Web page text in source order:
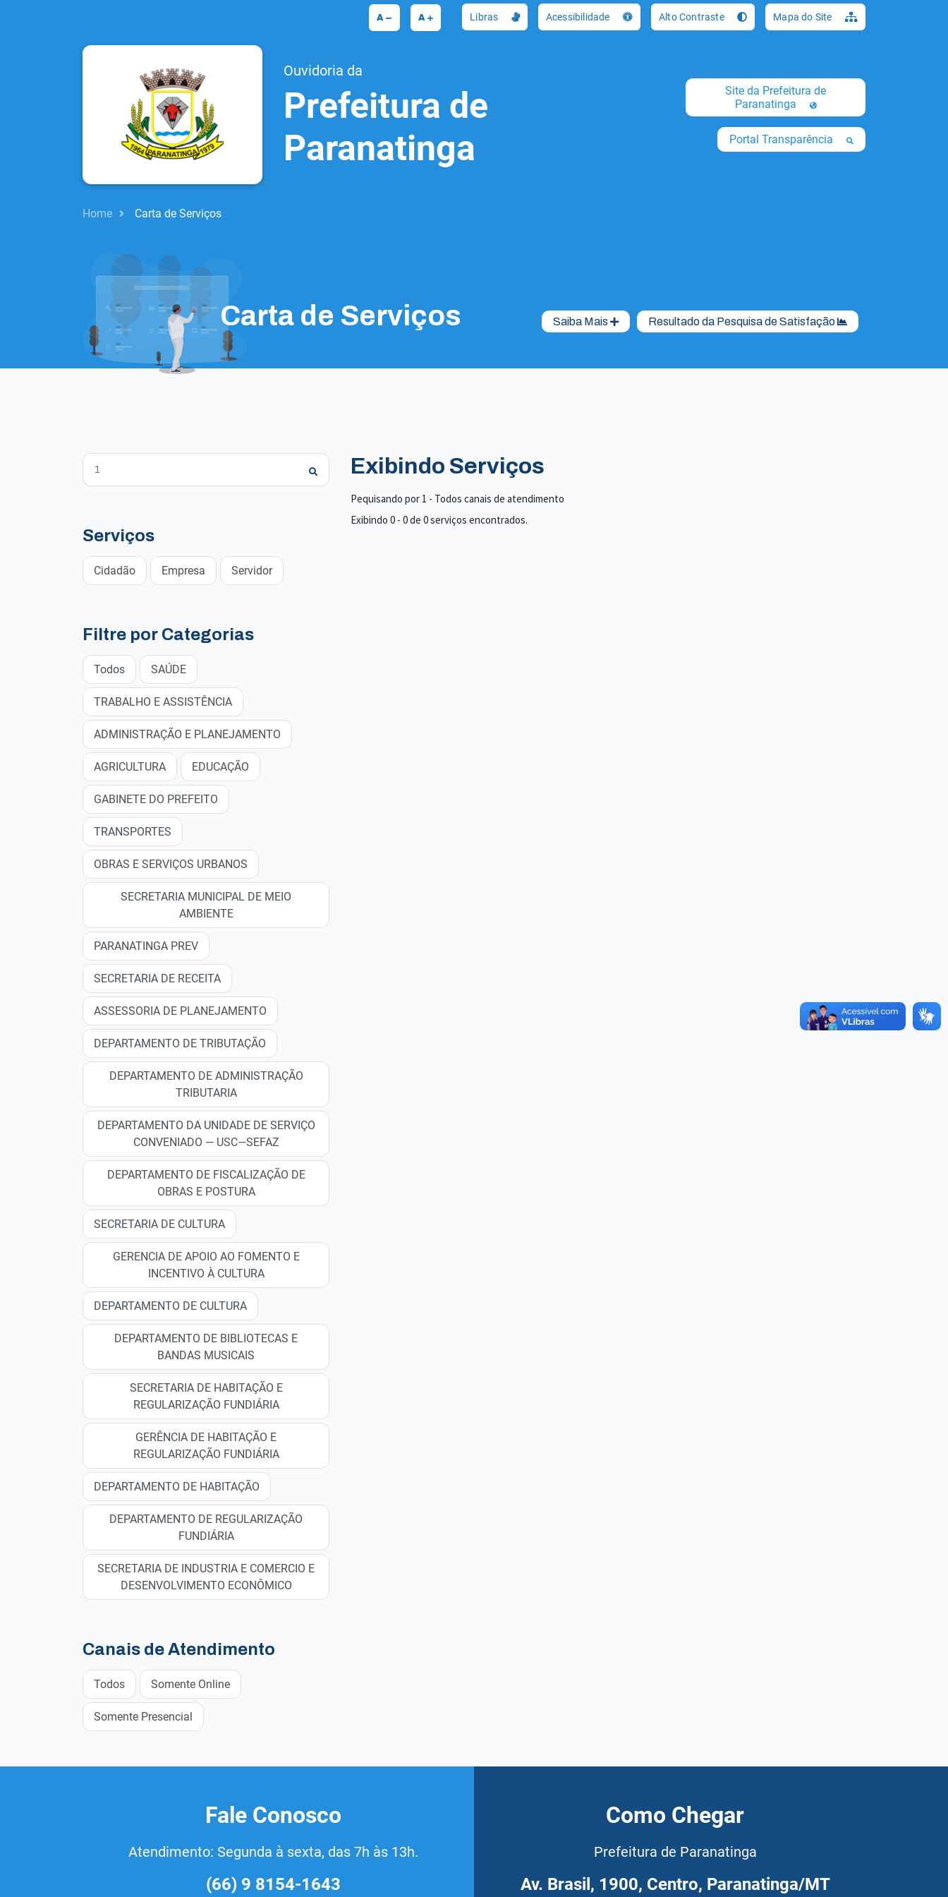
A A Libras Acessibilidade Alto Contraste Mapa do Site
Ouvidoria da
Prefeitura de
Paranatinga
Site da Prefeitura de
Paranatinga
Portal Transparência
Home Carta de Serviços
Carta de Serviços Saiba Mais Resultado da Pesquisa de Satisfação
Serviços
Cidadão Empresa Servidor
Filtre por Categorias
Todos SAÚDE
TRABALHO E ASSISTÊNCIA
ADMINISTRAÇÃO E PLANEJAMENTO
AGRICULTURA EDUCAÇÃO
GABINETE DO PREFEITO
TRANSPORTES
OBRAS E SERVIÇOS URBANOS
SECRETARIA MUNICIPAL DE MEIO
AMBIENTE
PARANATINGA PREV
SECRETARIA DE RECEITA
ASSESSORIA DE PLANEJAMENTO
DEPARTAMENTO DE TRIBUTAÇÃO
DEPARTAMENTO DE ADMINISTRAÇÃO
TRIBUTARIA
DEPARTAMENTO DA UNIDADE DE SERVIÇO
CONVENIADO — USC—SEFAZ
DEPARTAMENTO DE FISCALIZAÇÃO DE
OBRAS E POSTURA
SECRETARIA DE CULTURA
GERENCIA DE APOIO AO FOMENTO E
INCENTIVO À CULTURA
DEPARTAMENTO DE CULTURA
DEPARTAMENTO DE BIBLIOTECAS E
BANDAS MUSICAIS
SECRETARIA DE HABITAÇÃO E
REGULARIZAÇÃO FUNDIÁRIA
GERÊNCIA DE HABITAÇÃO E
REGULARIZAÇÃO FUNDIÁRIA
DEPARTAMENTO DE HABITAÇÃO
DEPARTAMENTO DE REGULARIZAÇÃO
FUNDIÁRIA
SECRETARIA DE INDUSTRIA E COMERCIO E
DESENVOLVIMENTO ECONÔMICO
Canais de Atendimento
Todos Somente Online
Somente Presencial
Exibindo Serviços
Pequisando por 1 - Todos canais de atendimento
Exibindo 0 - 0 de 0 serviços encontrados.
Fale Conosco
Atendimento: Segunda à sexta, das 7h às 13h.
(66) 9 8154-1643
Como Chegar
Prefeitura de Paranatinga
Av. Brasil, 1900, Centro, Paranatinga/MT